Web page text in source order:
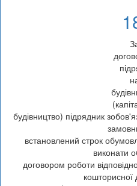
будівництво) підрядник
встановлений строк
виконати
договором роботи
кошторисної